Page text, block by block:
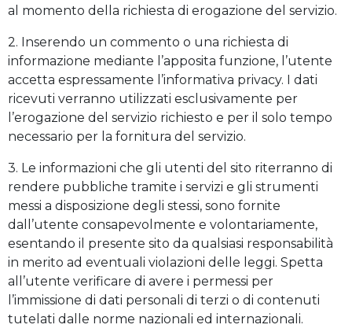
al momento della richiesta di erogazione del servizio.
2. Inserendo un commento o una richiesta di
informazione mediante l’apposita funzione, l’utente
accetta espressamente l’informativa privacy. I dati
ricevuti verranno utilizzati esclusivamente per
l’erogazione del servizio richiesto e per il solo tempo
necessario per la fornitura del servizio.
3. Le informazioni che gli utenti del sito riterranno di
rendere pubbliche tramite i servizi e gli strumenti
messi a disposizione degli stessi, sono fornite
dall’utente consapevolmente e volontariamente,
esentando il presente sito da qualsiasi responsabilità
in merito ad eventuali violazioni delle leggi. Spetta
all’utente verificare di avere i permessi per
l’immissione di dati personali di terzi o di contenuti
tutelati dalle norme nazionali ed internazionali.